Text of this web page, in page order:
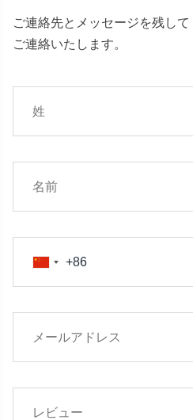
ご連絡先とメッセージを残し
ご連絡いたします。